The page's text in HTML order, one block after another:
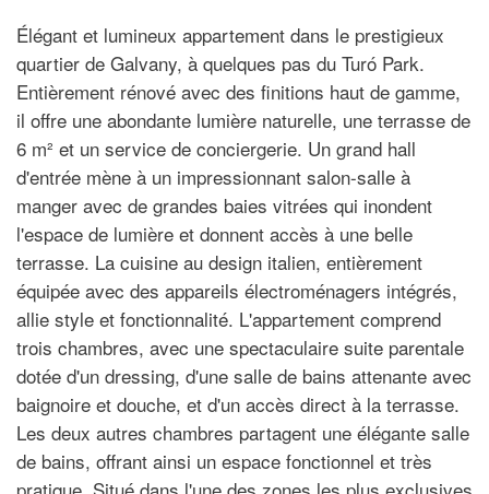
Élégant et lumineux appartement dans le prestigieux
quartier de Galvany, à quelques pas du Turó Park.
Entièrement rénové avec des finitions haut de gamme,
il offre une abondante lumière naturelle, une terrasse de
6 m² et un service de conciergerie. Un grand hall
d'entrée mène à un impressionnant salon-salle à
manger avec de grandes baies vitrées qui inondent
l'espace de lumière et donnent accès à une belle
terrasse. La cuisine au design italien, entièrement
équipée avec des appareils électroménagers intégrés,
allie style et fonctionnalité. L'appartement comprend
trois chambres, avec une spectaculaire suite parentale
dotée d'un dressing, d'une salle de bains attenante avec
baignoire et douche, et d'un accès direct à la terrasse.
Les deux autres chambres partagent une élégante salle
de bains, offrant ainsi un espace fonctionnel et très